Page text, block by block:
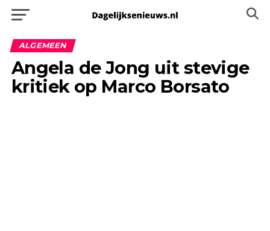
ALGEMEEN
Angela de Jong uit stevige
kritiek op Marco Borsato